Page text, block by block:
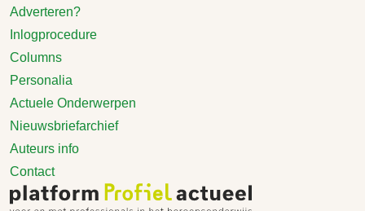
Adverteren?
Inlogprocedure
Columns
Personalia
Actuele Onderwerpen
Nieuwsbriefarchief
Auteurs info
Contact